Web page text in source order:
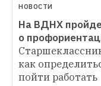
НОВОСТИ
На ВДНХ
как
пойти работать